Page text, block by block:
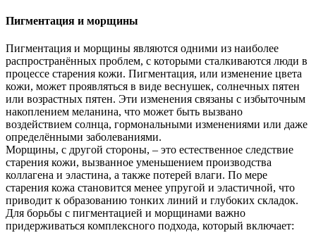
Пигментация и морщины
Пигментация и морщины являются одними из наиболее
распространённых проблем, с которыми сталкиваются люди в
процессе старения кожи. Пигментация, или изменение цвета
кожи, может проявляться в виде веснушек, солнечных пятен
или возрастных пятен. Эти изменения связаны с избыточным
накоплением меланина, что может быть вызвано
воздействием солнца, гормональными изменениями или даже
определёнными заболеваниями.
Морщины, с другой стороны, – это естественное следствие
старения кожи, вызванное уменьшением производства
коллагена и эластина, а также потерей влаги. По мере
старения кожа становится менее упругой и эластичной, что
приводит к образованию тонких линий и глубоких складок.
Для борьбы с пигментацией и морщинами важно
придерживаться комплексного подхода, который включает: